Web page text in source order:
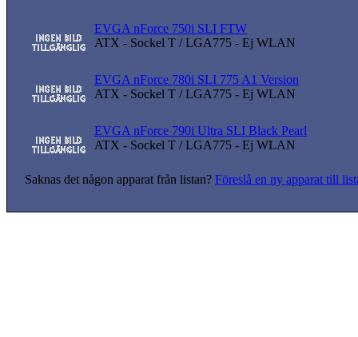
EVGA nForce 750i SLI FTW
ATX - Sockel T / LGA775 - Ej WLAN
EVGA nForce 780i SLI 775 A1 Version
ATX - Sockel T / LGA775 - Ej WLAN
EVGA nForce 790i Ultra SLI Black Pearl
ATX - Sockel T / LGA775 - Ej WLAN
Saknas det någon apparat från listan? Föreslå en ny apparat till